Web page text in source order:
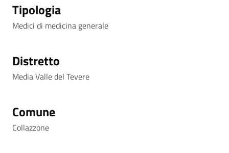
Tipologia
Medici di medicina generale
Distretto
Media Valle del Tevere
Comune
Collazzone